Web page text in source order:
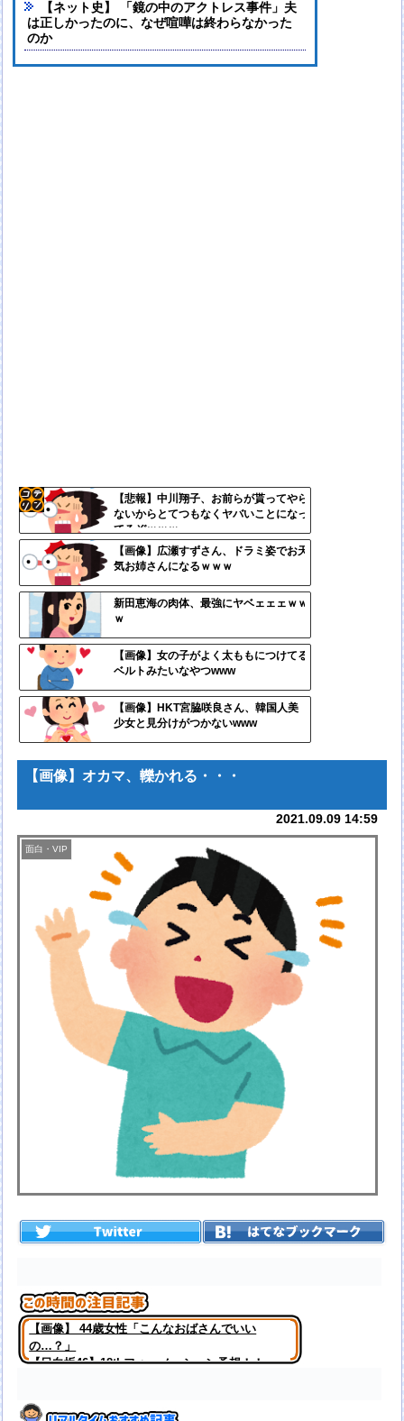
【ネット史】 「鏡の中のアクトレス事件」夫
は正しかったのに、なぜ喧嘩は終わらなかった
のか
【悲報】中川翔子、お前らが貰ってやら
ないからとてつもなくヤバいことになっ
てるぞｗｗｗ
【画像】広瀬すずさん、ドラミ姿でお天
気お姉さんになるｗｗｗ
新田恵海の肉体、最強にヤベェェェｗｗ
ｗ
【画像】女の子がよく太ももにつけてる
ベルトみたいなやつwww
【画像】HKT宮脇咲良さん、韓国人美
少女と見分けがつかないwww
定リ
ンク
自動
更新
ツー
【画像】オカマ、轢かれる・・・
2021.09.09 14:59
面白・VIP
【画像】 44歳女性「こんなおばさんでいい
の…？」
【日向坂46】18thフォーメーション予想！！